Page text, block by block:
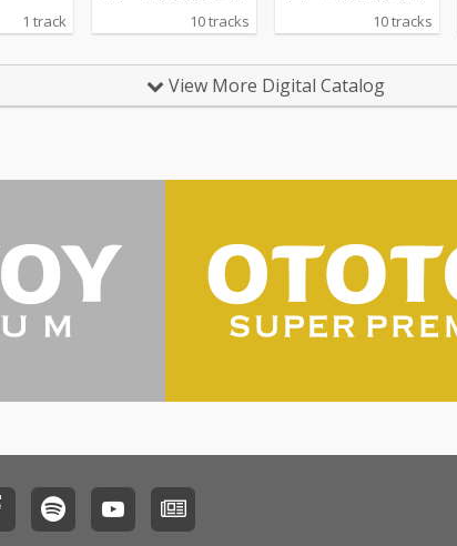
1 track
をワクワクさせてきた
DENIMS。そんな彼ら
アルバムリリースのニ
ュースが届いた!アルバ
10 tracks
をワクワクさせてきた
DENIMS。そんな彼ら
アルバムリリースのニ
ュースが届いた!アルバ
10 tracks
View More Digital Catalog